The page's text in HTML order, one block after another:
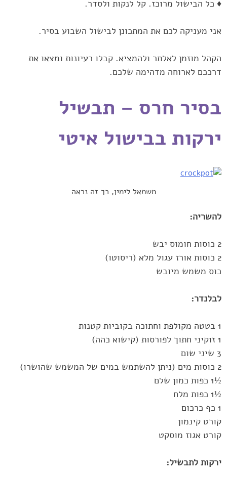
♦ כל הבישול מרוכז. קל לנקות ולסדר.‏
אני מעניקה לכם את המתכונן לבישול השבוע בסיר. ‏
הקהל מוזמן לאלתר ולהמציא. קבלו רעיונות ומצאו את
דרככם לארוחה ‏מדהימה שלכם.‏
בסיר חרס – תבשיל
ירקות בבישול איטי
משמאל לימין, כך זה נראה
להשריה:‏
‏2 כוסות חומוס יבש
‏2 כוסות אורז עגול מלא (ריסוטו)‏
כוס משמש מיובש
לבלנדר:‏
‏2 כוסות מים (ניתן להשתמש במים של המשמש שהושרו)‏
‏½1 כפות כמון שלם
‏½1 כפות מלח
קורט קינמון
קורט אגוז מוסקט
ירקות לתבשיל:‏